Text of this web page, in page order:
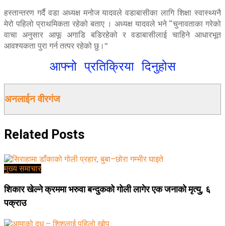
हस्तान्तरण गर्दै वडा अध्यक्ष मनोज यादवले वडाबासीका लागि शिक्षा स्वास्थ्यनै
मेरो पहिलो प्राथमिकता रहेको बताए । अध्यक्ष यादवले भने “चुनावताका गरेको
वाचा अनुसार आफू अगाडि बडिरहेको र वडाबासीलाई चाहिने आधारभूत
आवश्यकता पुरा गर्न तत्पर रहेको छु।”
आफ्नो प्रतिक्रिया दिनुहोस
अनलाईन वीरगंज
Related Posts
मुख्य समाचार
शिकार खेल्ने क्रममा भरुवा बन्दुकको गोली लागेर एक जनाको मृत्यु, ६
पक्राउ